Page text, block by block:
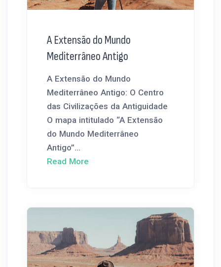
A Extensão do Mundo
Mediterrâneo Antigo
A Extensão do Mundo
Mediterrâneo Antigo: O Centro
das Civilizações da Antiguidade
O mapa intitulado “A Extensão
do Mundo Mediterrâneo
Antigo”...
Read More